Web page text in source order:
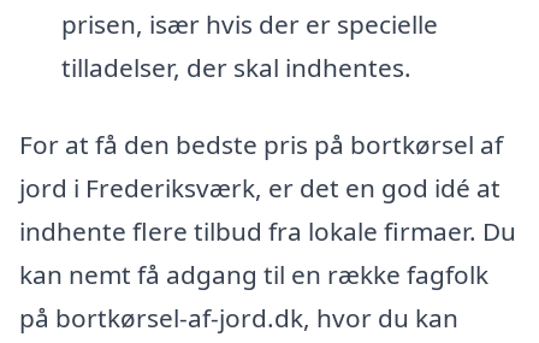
prisen, især hvis der er specielle
tilladelser, der skal indhentes.
For at få den bedste pris på bortkørsel af
jord i Frederiksværk, er det en god idé at
indhente flere tilbud fra lokale firmaer. Du
kan nemt få adgang til en række fagfolk
på bortkørsel-af-jord.dk, hvor du kan